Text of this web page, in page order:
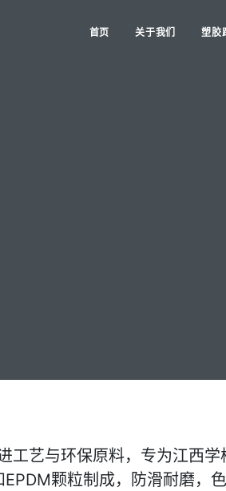
首页 关于我们 塑胶
工艺与环保原料，专为江西
颗粒制成，防滑耐磨，